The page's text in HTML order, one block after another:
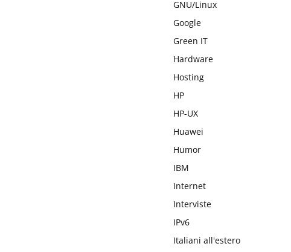
GNU/Linux
Google
Green IT
Hardware
Hosting
HP
HP-UX
Huawei
Humor
IBM
Internet
Interviste
IPv6
Italiani all'estero